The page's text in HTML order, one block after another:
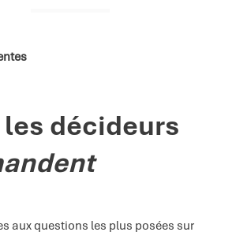
les décideurs
aux questions les plus posées sur